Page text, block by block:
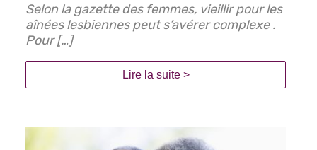
Selon la gazette des femmes, vieillir pour les
aînées lesbiennes peut s’avérer complexe .
Pour […]
Lire la suite >